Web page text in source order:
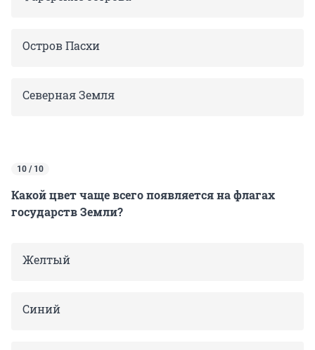
Остров Пасхи
Северная Земля
10 / 10
Какой цвет чаще всего появляется на флагах
государств Земли?
Желтый
Синий